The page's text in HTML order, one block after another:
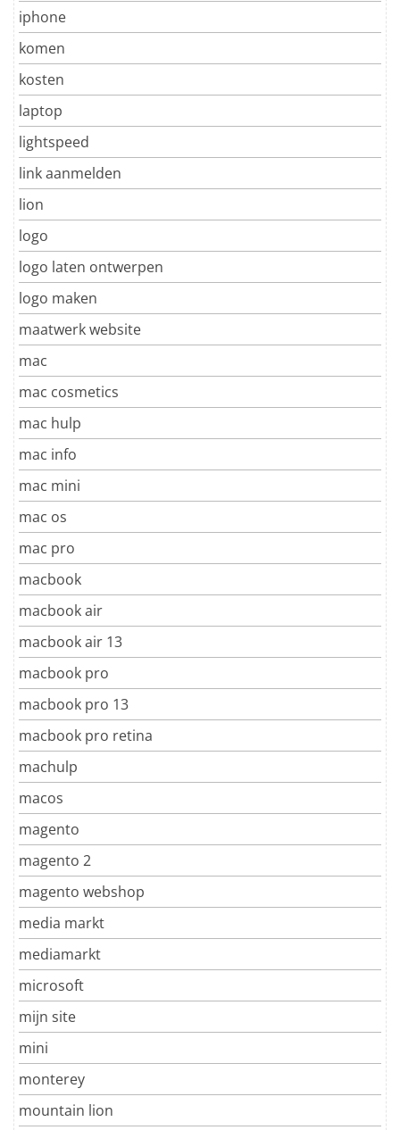
iphone
komen
kosten
laptop
lightspeed
link aanmelden
lion
logo
logo laten ontwerpen
logo maken
maatwerk website
mac
mac cosmetics
mac hulp
mac info
mac mini
mac os
mac pro
macbook
macbook air
macbook air 13
macbook pro
macbook pro 13
macbook pro retina
machulp
macos
magento
magento 2
magento webshop
media markt
mediamarkt
microsoft
mijn site
mini
monterey
mountain lion